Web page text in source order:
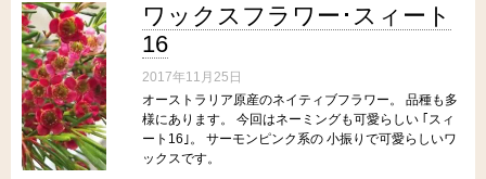
ワックスフラワー･スィート
16
2017年11月25日
オーストラリア原産のネイティブフラワー。 品種も多
様にあります。 今回はネーミングも可愛らしい ｢スィ
ート16｣。 サーモンピンク系の 小振りで可愛らしいワ
ックスです。